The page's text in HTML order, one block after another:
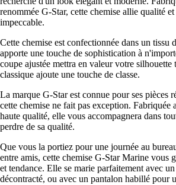
renommée G-Star, cette chemise allie qualité
impeccable.
Cette chemise est confectionnée dans un tissu
apporte une touche de sophistication à
coupe ajustée mettra en valeur votre silhouette
classique ajoute une touche de classe.
La marque G-Star est connue pour ses pièces
cette chemise ne fait pas exception. Fabriquée
haute qualité, elle vous accompagnera dans
perdre de sa qualité.
Que vous la portiez pour une journée au
entre amis, cette chemise G-Star Marine vous
et tendance. Elle se marie parfaitement avec
décontracté, ou avec un pantalon habillé pour